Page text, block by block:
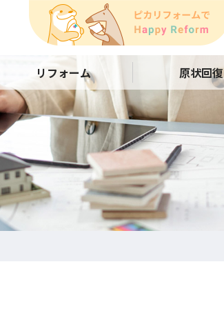
リフォーム 原状回復